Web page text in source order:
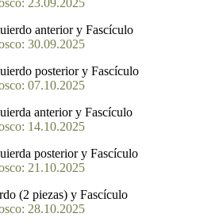
23.09.2025
anterior y Fascículo
30.09.2025
posterior y Fascículo
07.10.2025
anterior y Fascículo
14.10.2025
posterior y Fascículo
21.10.2025
(2 piezas) y Fascículo
28.10.2025